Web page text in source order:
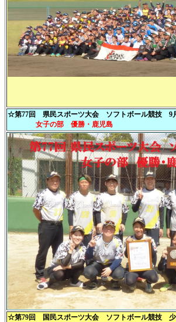
☆第77回 県民スポーツ大会 ソフトボール競技 9
女子の部 優勝・鹿児島
☆第79回 国民スポーツ大会 ソフトボール競技 少